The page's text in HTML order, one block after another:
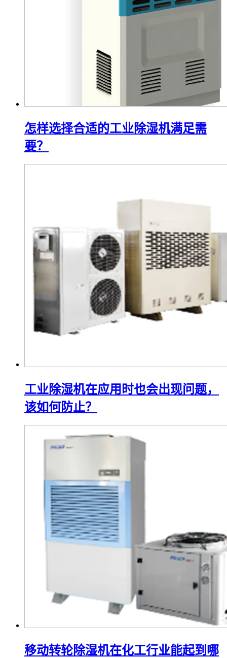
怎样选择合适的工业除湿机满足需
要？
工业除湿机在应用时也会出现问题，
该如何防止？
移动转轮除湿机在化工行业能起到哪